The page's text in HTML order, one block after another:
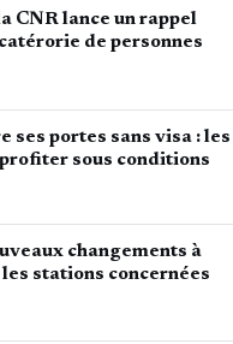
CNR lance un rappel
de personnes
ses portes sans visa : les
sous conditions
changements à
stations concernées